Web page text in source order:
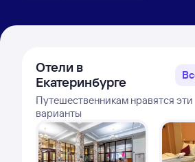
Отели в
Екатеринбурге
Путешественникам нравятся эти
варианты